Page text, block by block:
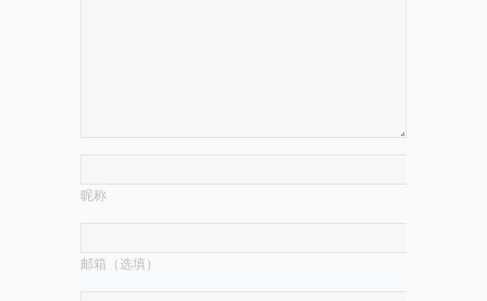
昵称
邮箱（选填）